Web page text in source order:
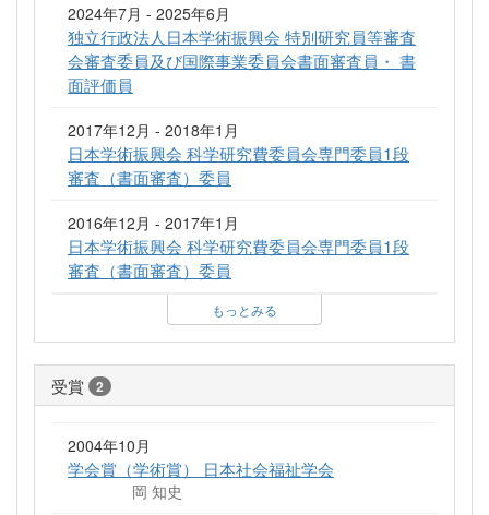
2024年7月 - 2025年6月
独立行政法人日本学術振興会 特別研究員等審査
会審査委員及び国際事業委員会書面審査員・ 書
面評価員
2017年12月 - 2018年1月
日本学術振興会 科学研究費委員会専門委員1段
審査（書面審査）委員
2016年12月 - 2017年1月
日本学術振興会 科学研究費委員会専門委員1段
審査（書面審査）委員
もっとみる
受賞 2
2004年10月
学会賞（学術賞） 日本社会福祉学会
岡 知史